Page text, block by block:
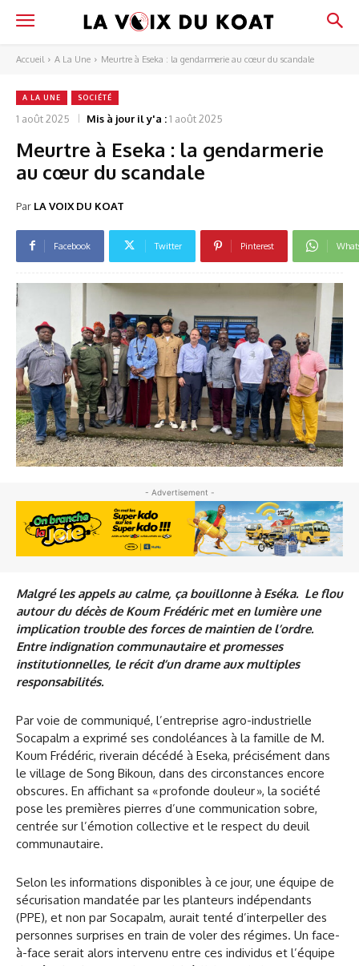
Accueil A La Une Meurtre à Eseka : la gendarmerie au cœur du scandale
A LA UNE SOCIÉTÉ
1 août 2025 Mis à jour il y'a :1 août 2025
Meurtre à Eseka : la gendarmerie
au cœur du scandale
Par LA VOIX DU KOAT
Facebook Twitter Pinterest
- Advertisement -
Malgré les appels au calme, ça bouillonne à Eséka. Le flou
autour du décès de Koum Frédéric met en lumière une
implication trouble des forces de maintien de l’ordre.
Entre indignation communautaire et promesses
institutionnelles, le récit d’un drame aux multiples
responsabilités.
Par voie de communiqué, l’entreprise agro-industrielle
Socapalm a exprimé ses condoléances à la famille de M.
Koum Frédéric, riverain décédé à Eseka, précisément dans
le village de Song Bikoun, dans des circonstances encore
obscures. En affichant sa « profonde douleur », la société
pose les premières pierres d’une communication sobre,
centrée sur l’émotion collective et le respect du deuil
communautaire.
Selon les informations disponibles à ce jour, une équipe de
sécurisation mandatée par les planteurs indépendants
(PPE), et non par Socapalm, aurait tenté d’interpeller des
personnes surprises en train de voler des régimes. Un face-
à-face serait alors intervenu entre ces individus et l’équipe